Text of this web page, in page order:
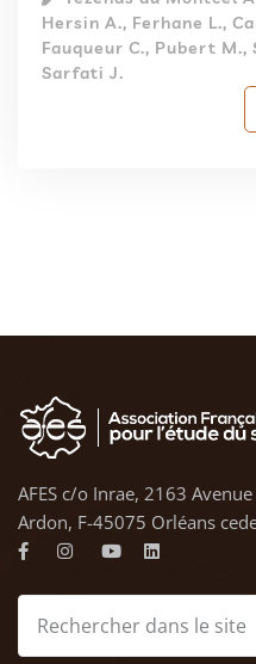
Hersin A., Ferhane L.,
Fauqueur C., Pubert
Sarfati J.
AFES c/o Inrae, 2163
Ardon, F-45075 Orléans